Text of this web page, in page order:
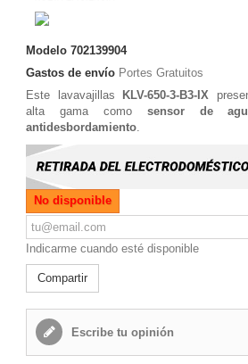
Modelo 702139904
Gastos de envío Portes Gratuitos
Este lavavajillas
KLV-650-3-B3-IX
alta gama como sensor de
antidesbordamiento.
No disponible
Indicarme cuando esté disponible
Compartir
Escribe tu opinión